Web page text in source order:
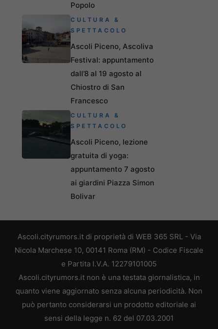
Popolo
CULTURA &
SPETTACOLO
Ascoli Piceno, Ascoliva
Festival: appuntamento
dall’8 al 19 agosto al
Chiostro di San
Francesco
CULTURA &
SPETTACOLO
Ascoli Piceno, lezione
gratuita di yoga:
appuntamento 7 agosto
ai giardini Piazza Simon
Bolivar
Ascoli.cityrumors.it di proprietà di WEB 365 SRL - Via
Nicola Marchese 10, 00141 Roma (RM) - Codice Fiscale
e Partita I.V.A. 12279101005
Ascoli.cityrumors.it non è una testata giornalistica, in
quanto viene aggiornato senza alcuna periodicità. Non
può pertanto considerarsi un prodotto editoriale ai
sensi della legge n. 62 del 07.03.2001